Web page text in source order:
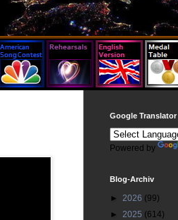
Google Translator
Powered by
Blog-Archiv
► 2026 (99)
► 2025 (614)